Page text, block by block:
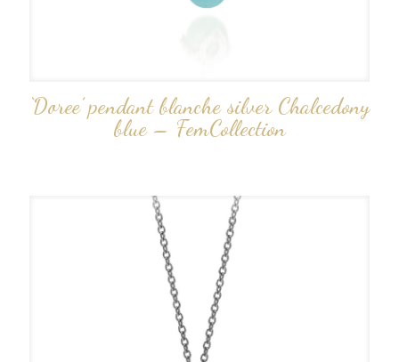
‘Doree’ pendant blanche silver Chalcedony
blue – FemCollection